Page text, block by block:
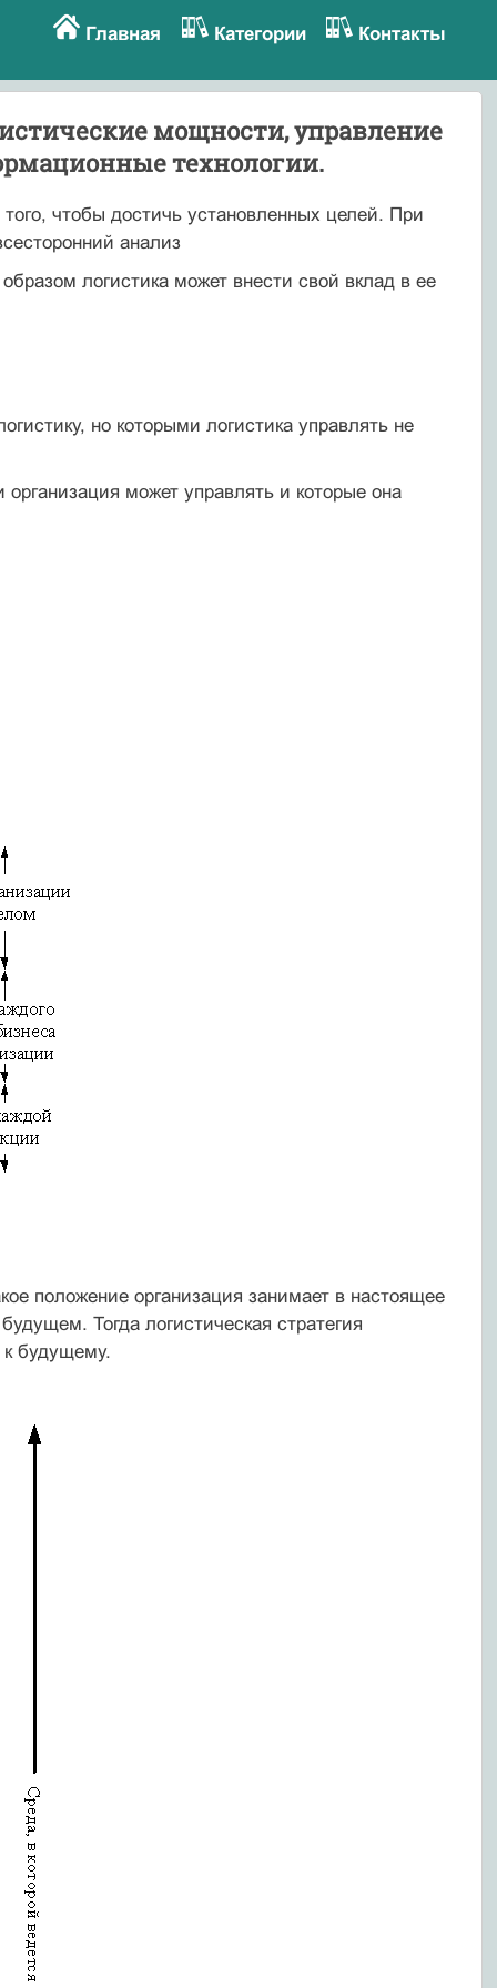
Главная Категории Контакты
мощности, управление
технологии.
чтобы достичь установленных целей. При
анализ
логистика может внести свой вклад в ее
но которыми логистика управлять не
может управлять и которые она
положение организация занимает в настоящее
Тогда логистическая стратегия
к будущему.